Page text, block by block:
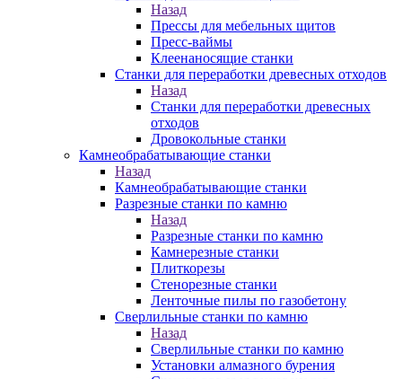
Назад
Прессы для мебельных щитов
Пресс-ваймы
Клеенаносящие станки
Станки для переработки древесных отходов
Назад
Станки для переработки древесных
отходов
Дровокольные станки
Камнеобрабатывающие станки
Назад
Камнеобрабатывающие станки
Разрезные станки по камню
Назад
Разрезные станки по камню
Камнерезные станки
Плиткорезы
Стенорезные станки
Ленточные пилы по газобетону
Сверлильные станки по камню
Назад
Сверлильные станки по камню
Установки алмазного бурения